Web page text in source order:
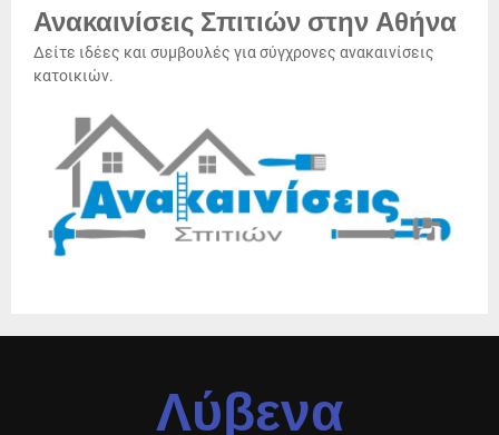
Ανακαινίσεις Σπιτιών στην Αθήνα
Δείτε ιδέες και συμβουλές για σύγχρονες ανακαινίσεις
κατοικιών.
Λύβενα